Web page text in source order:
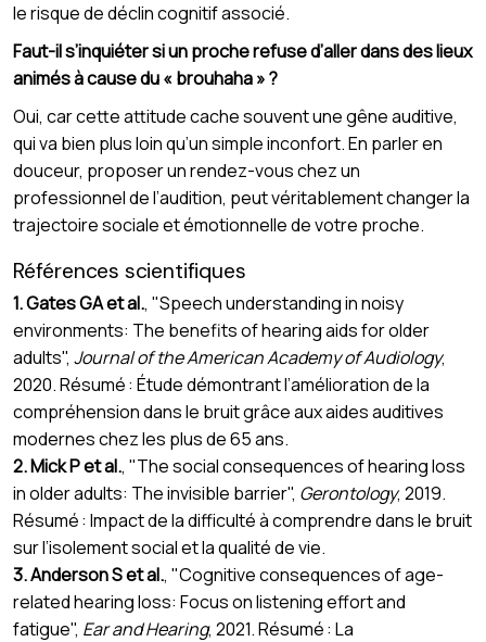
le risque de déclin cognitif associé.
Faut-il s’inquiéter si un proche refuse d’aller dans des lieux
animés à cause du « brouhaha » ?
Oui, car cette attitude cache souvent une gêne auditive,
qui va bien plus loin qu’un simple inconfort. En parler en
douceur, proposer un rendez-vous chez un
professionnel de l’audition, peut véritablement changer la
trajectoire sociale et émotionnelle de votre proche.
Références scientifiques
1. Gates GA et al., "Speech understanding in noisy
environments: The benefits of hearing aids for older
adults", Journal of the American Academy of Audiology,
2020. Résumé : Étude démontrant l’amélioration de la
compréhension dans le bruit grâce aux aides auditives
modernes chez les plus de 65 ans.
2. Mick P et al., "The social consequences of hearing loss
in older adults: The invisible barrier", Gerontology, 2019.
Résumé : Impact de la difficulté à comprendre dans le bruit
sur l’isolement social et la qualité de vie.
3. Anderson S et al., "Cognitive consequences of age-
related hearing loss: Focus on listening effort and
fatigue", Ear and Hearing, 2021. Résumé : La